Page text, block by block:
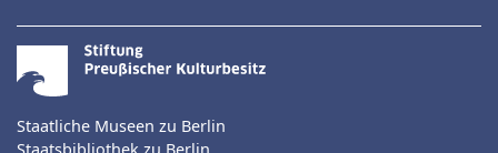
Staatliche Museen zu Berlin